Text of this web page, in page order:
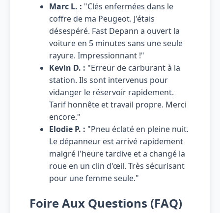
Marc L. : "Clés enfermées dans le
coffre de ma Peugeot. J'étais
désespéré. Fast Depann a ouvert la
voiture en 5 minutes sans une seule
rayure. Impressionnant !"
Kevin D. : "Erreur de carburant à la
station. Ils sont intervenus pour
vidanger le réservoir rapidement.
Tarif honnête et travail propre. Merci
encore."
Elodie P. : "Pneu éclaté en pleine nuit.
Le dépanneur est arrivé rapidement
malgré l'heure tardive et a changé la
roue en un clin d'œil. Très sécurisant
pour une femme seule."
Foire Aux Questions (FAQ)